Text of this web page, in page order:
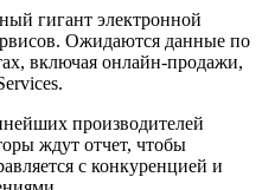
гигант электронной
Ожидаются данные по
включая онлайн-продажи,
производителей
ждут отчет, чтобы
с конкуренцией и